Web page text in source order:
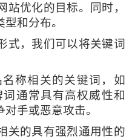
站优化的目标。同时，
和分布。
式，我们可以将关键词
称相关的关键词，如
词通常具有高权威性和
手或恶意攻击。
关的具有强烈通用性的